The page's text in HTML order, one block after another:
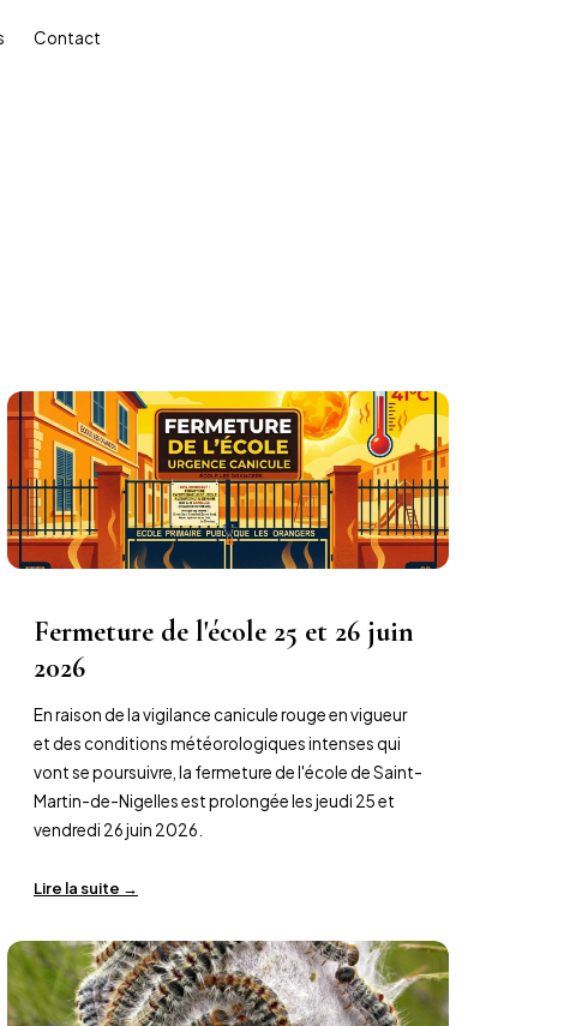
Contact
Fermeture de l'école 25 et 26 juin
2026
En raison de la vigilance canicule rouge en vigueur
et des conditions météorologiques intenses qui
vont se poursuivre, la fermeture de l'école de Saint-
Martin-de-Nigelles est prolongée les jeudi 25 et
vendredi 26 juin 2026.
Lire la suite →